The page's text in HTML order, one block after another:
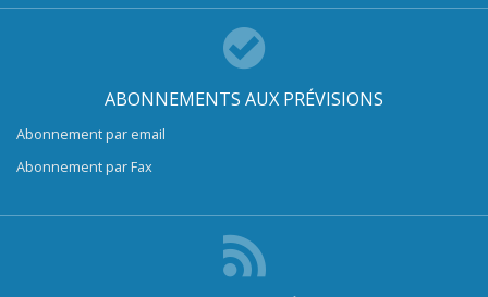
ABONNEMENTS AUX PRÉVISIONS
Abonnement par email
Abonnement par Fax